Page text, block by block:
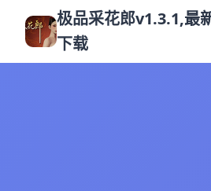
极品采花郎v1.3.1,最
下载